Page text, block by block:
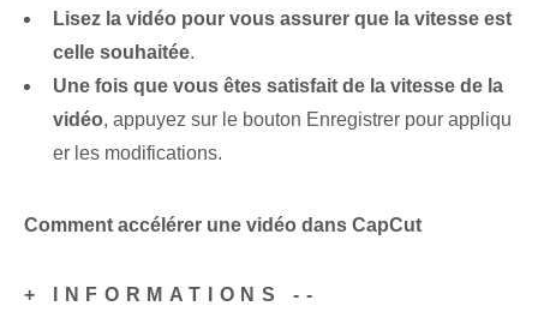
Lisez la vidéo pour vous assurer que la vitesse est
celle souhaitée.
Une fois que vous êtes satisfait de la vitesse de la
vidéo, appuyez sur le bouton Enregistrer pour appliqu
er les modifications.
Comment accélérer une vidéo dans CapCut
+ INFORMATIONS --